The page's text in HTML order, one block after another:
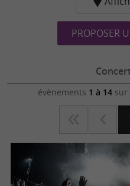
PROPOSER
évènements 1 à 14sur